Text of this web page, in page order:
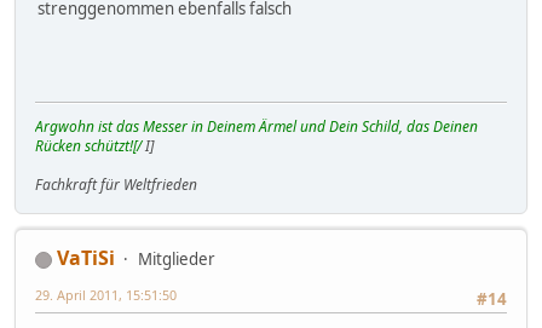
strenggenommen ebenfalls falsch
Argwohn ist das Messer in Deinem Ärmel und Dein Schild, das Deinen
Rücken schützt![/I]
Fachkraft für Weltfrieden
VaTiSi
Mitglieder
#14
29. April 2011, 15:51:50